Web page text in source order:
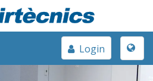
Toggle
Login